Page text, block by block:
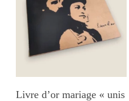
Ajouter Au Panier
Livre d’or mariage « unis